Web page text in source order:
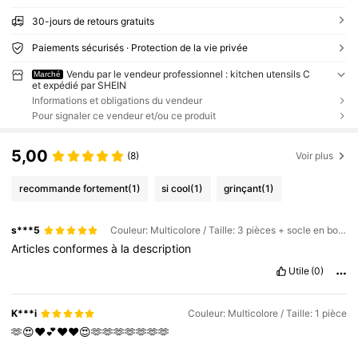
30-jours de retours gratuits
Paiements sécurisés · Protection de la vie privée
Marché
Vendu par le vendeur professionnel : kitchen utensils C
et expédié par SHEIN
Informations et obligations du vendeur
Pour signaler ce vendeur et/ou ce produit
5,00 (8) Voir plus
recommande fortement(1) si cool(1) grinçant(1)
s***5 Couleur: Multicolore / Taille: 3 pièces + socle en bois d'acacia en forme de huit
Articlesconformesà ladescription
Utile (0)
K***i Couleur: Multicolore / Taille: 1 pièce
🫶😍❤️💕❤️❤️😍🫶🫶🫶🫶🫶🫶🫶